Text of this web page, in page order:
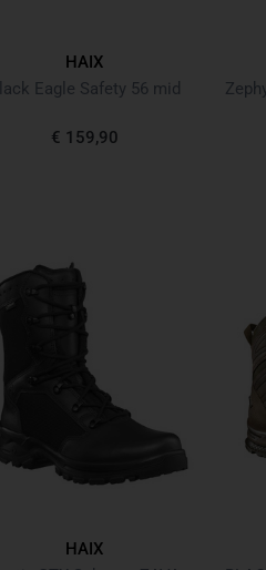
HAIX
Eagle Safety 56 mid
€ 159,90
HAIX